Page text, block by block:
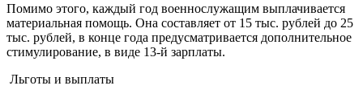
Помимо этого, каждый год военнослужащим выплачивается
материальная помощь. Она составляет от 15 тыс. рублей до 25
тыс. рублей, в конце года предусматривается дополнительное
стимулирование, в виде 13-й зарплаты.
Льготы и выплаты